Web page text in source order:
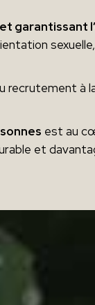
garantissant
recrutement
est au
et